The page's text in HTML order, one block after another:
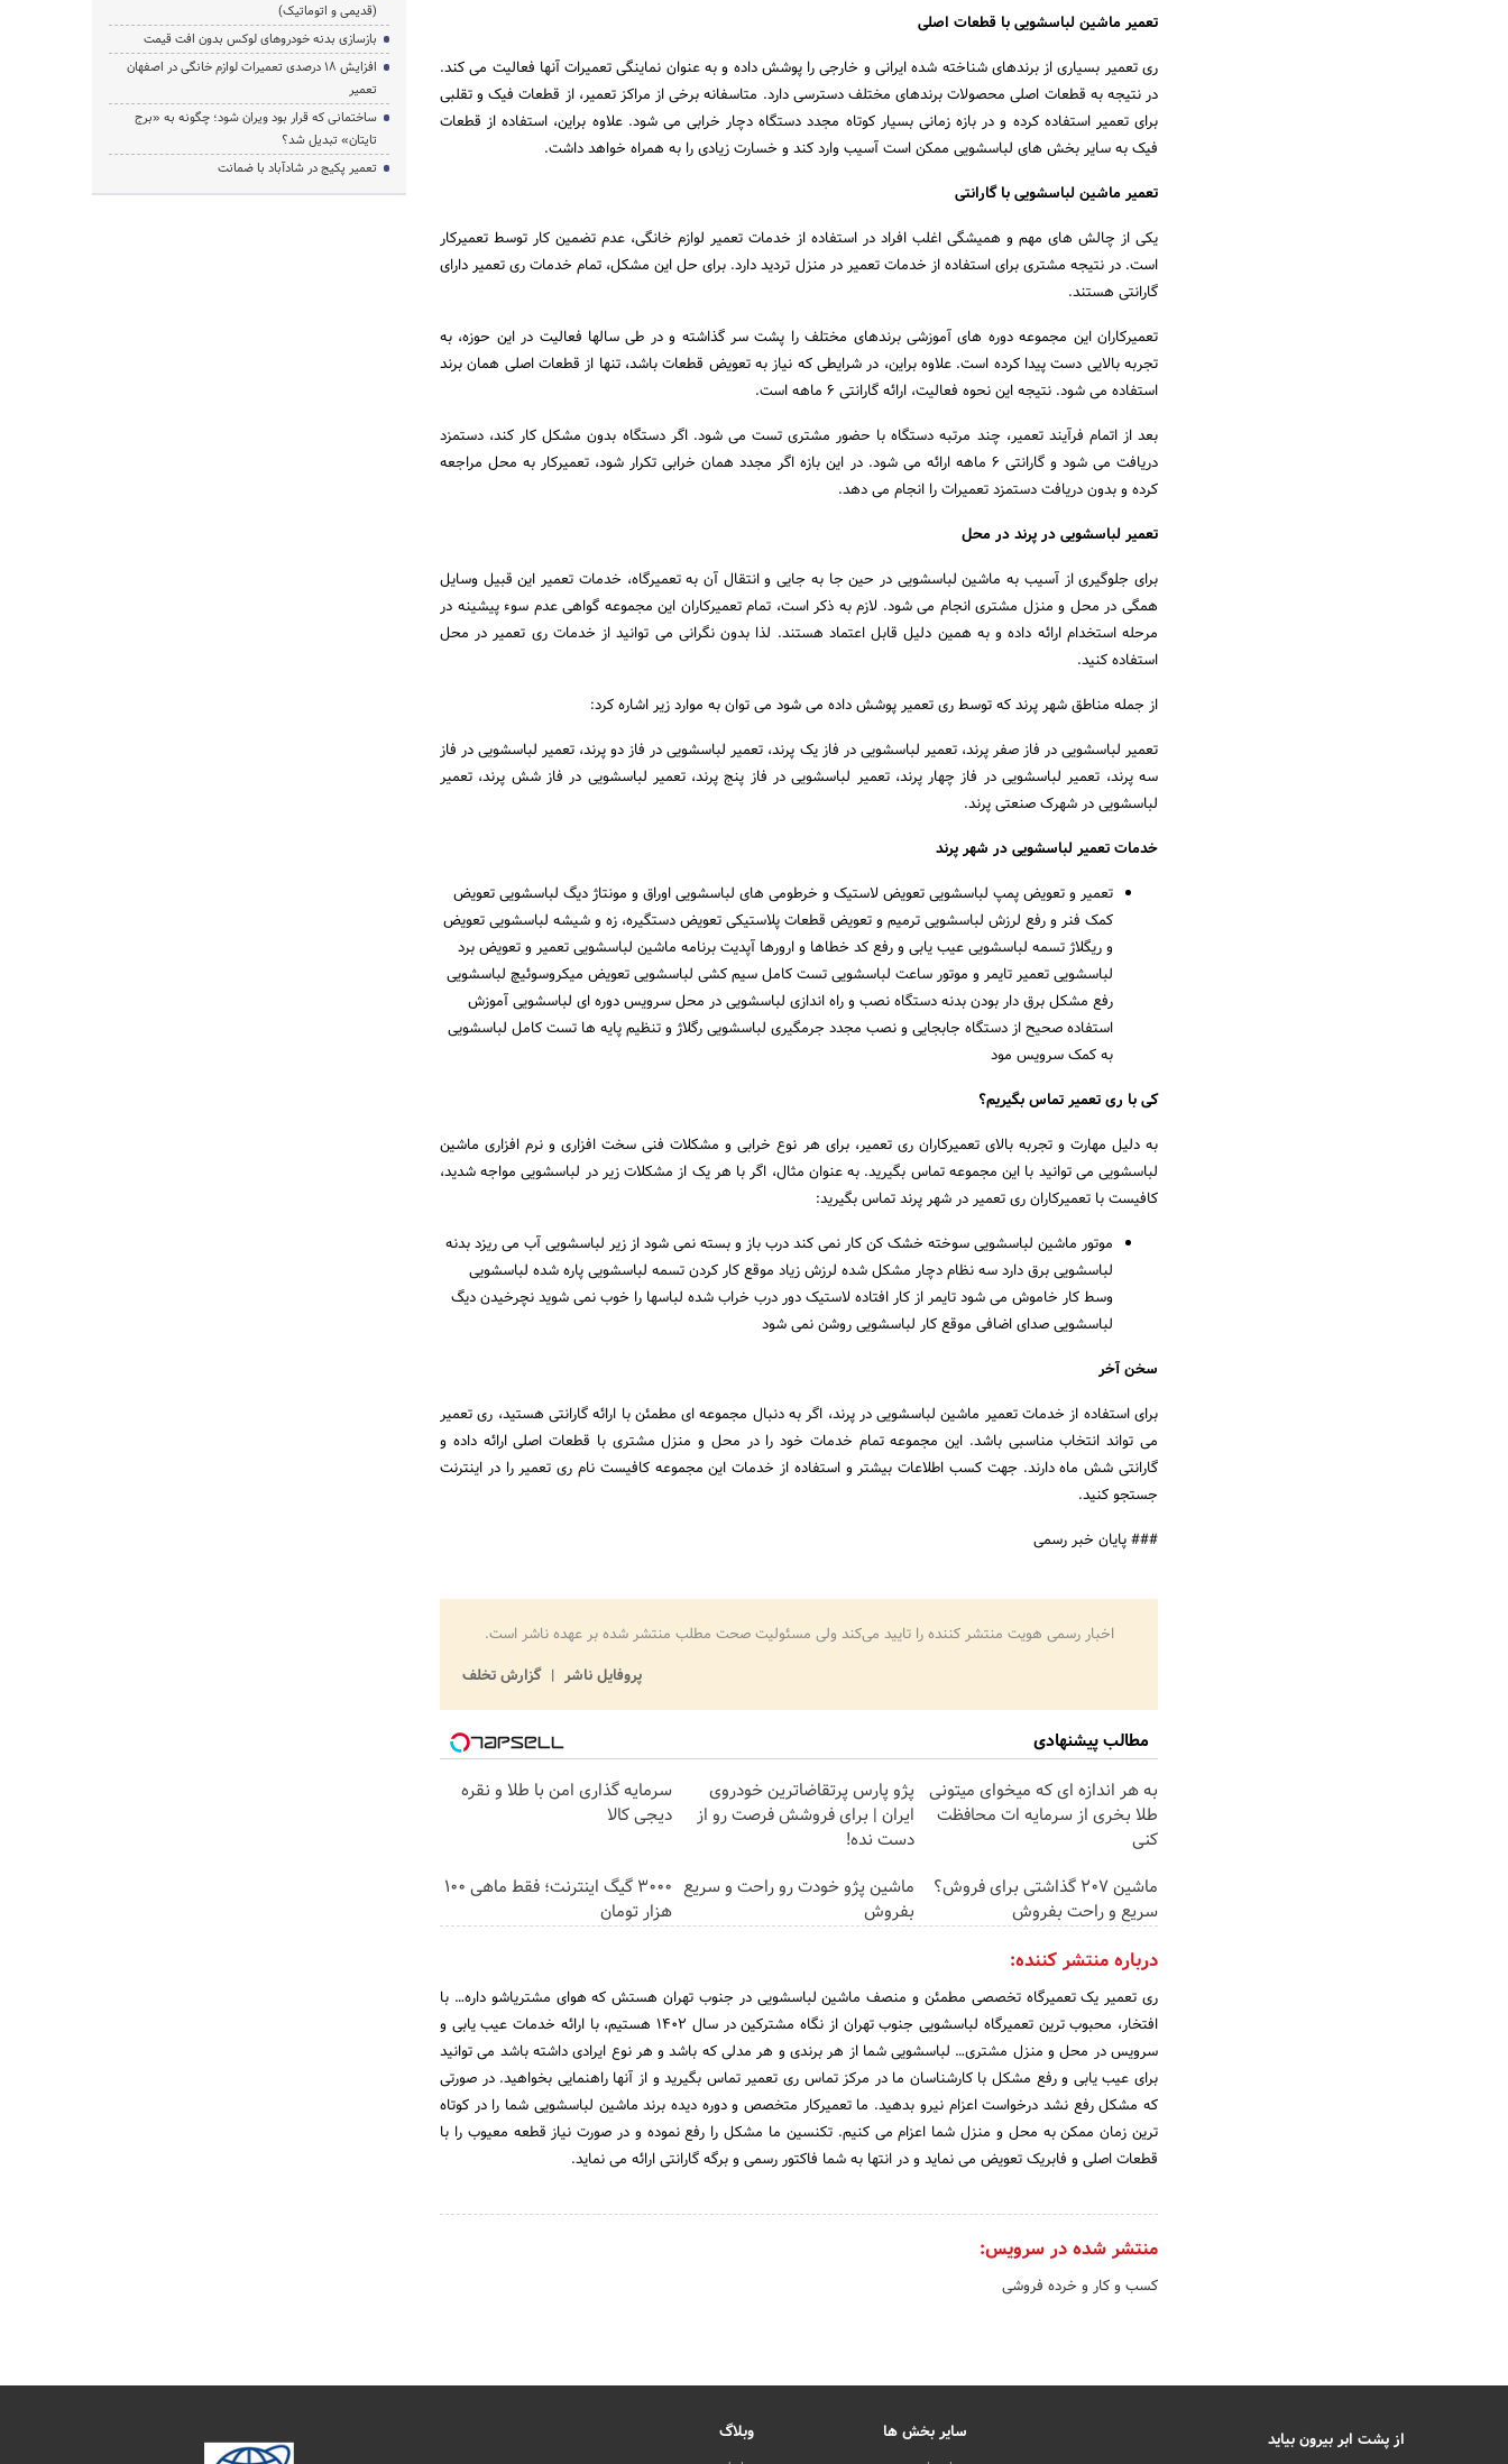
تعمیر ماشین لباسشویی با قطعات اصلی
ری تعمیر بسیاری از برندهای شناخته شده ایرانی و خارجی را پوشش داده و به عنوان نماینگی تعمیرات آنها فعالیت می کند.
در نتیجه به قطعات اصلی محصولات برندهای مختلف دسترسی دارد. متاسفانه برخی از مراکز تعمیر، از قطعات فیک و تقلبی
برای تعمیر استفاده کرده و در بازه زمانی بسیار کوتاه مجدد دستگاه دچار خرابی می شود. علاوه براین، استفاده از قطعات
فیک به سایر بخش های لباسشویی ممکن است آسیب وارد کند و خسارت زیادی را به همراه خواهد داشت.
تعمیر ماشین لباسشویی با گارانتی
یکی از چالش های مهم و همیشگی اغلب افراد در استفاده از خدمات تعمیر لوازم خانگی، عدم تضمین کار توسط تعمیرکار
است. در نتیجه مشتری برای استفاده از خدمات تعمیر در منزل تردید دارد. برای حل این مشکل، تمام خدمات ری تعمیر دارای
گارانتی هستند.
تعمیرکاران این مجموعه دوره های آموزشی برندهای مختلف را پشت سر گذاشته و در طی سالها فعالیت در این حوزه، به
تجربه بالایی دست پیدا کرده است. علاوه براین، در شرایطی که نیاز به تعویض قطعات باشد، تنها از قطعات اصلی همان برند
استفاده می شود. نتیجه این نحوه فعالیت، ارائه گارانتی 6 ماهه است.
بعد از اتمام فرآیند تعمیر، چند مرتبه دستگاه با حضور مشتری تست می شود. اگر دستگاه بدون مشکل کار کند، دستمزد
دریافت می شود و گارانتی 6 ماهه ارائه می شود. در این بازه اگر مجدد همان خرابی تکرار شود، تعمیرکار به محل مراجعه
کرده و بدون دریافت دستمزد تعمیرات را انجام می دهد.
تعمیر لباسشویی در پرند در محل
برای جلوگیری از آسیب به ماشین لباسشویی در حین جا به جایی و انتقال آن به تعمیرگاه، خدمات تعمیر این قبیل وسایل
همگی در محل و منزل مشتری انجام می شود. لازم به ذکر است، تمام تعمیرکاران این مجموعه گواهی عدم سوء پیشینه در
مرحله استخدام ارائه داده و به همین دلیل قابل اعتماد هستند. لذا بدون نگرانی می توانید از خدمات ری تعمیر در محل
استفاده کنید.
از جمله مناطق شهر پرند که توسط ری تعمیر پوشش داده می شود می توان به موارد زیر اشاره کرد:
تعمیر لباسشویی در فاز صفر پرند، تعمیر لباسشویی در فاز یک پرند، تعمیر لباسشویی در فاز دو پرند، تعمیر لباسشویی در فاز
سه پرند، تعمیر لباسشویی در فاز چهار پرند، تعمیر لباسشویی در فاز پنج پرند، تعمیر لباسشویی در فاز شش پرند، تعمیر
لباسشویی در شهرک صنعتی پرند.
خدمات تعمیر لباسشویی در شهر پرند
تعمیر و تعویض پمپ لباسشویی تعویض لاستیک و خرطومی های لباسشویی اوراق و مونتاژ دیگ لباسشویی تعویض
کمک فنر و رفع لرزش لباسشویی ترمیم و تعویض قطعات پلاستیکی تعویض دستگیره، زه و شیشه لباسشویی تعویض
و ریگلاژ تسمه لباسشویی عیب یابی و رفع کد خطاها و ارورها آپدیت برنامه ماشین لباسشویی تعمیر و تعویض برد
لباسشویی تعمیر تایمر و موتور ساعت لباسشویی تست کامل سیم کشی لباسشویی تعویض میکروسوئیچ لباسشویی
رفع مشکل برق دار بودن بدنه دستگاه نصب و راه اندازی لباسشویی در محل سرویس دوره ای لباسشویی آموزش
استفاده صحیح از دستگاه جابجایی و نصب مجدد جرمگیری لباسشویی رگلاژ و تنظیم پایه ها تست کامل لباسشویی
به کمک سرویس مود
کی با ری تعمیر تماس بگیریم؟
به دلیل مهارت و تجربه بالای تعمیرکاران ری تعمیر، برای هر نوع خرابی و مشکلات فنی سخت افزاری و نرم افزاری ماشین
لباسشویی می توانید با این مجموعه تماس بگیرید. به عنوان مثال، اگر با هر یک از مشکلات زیر در لباسشویی مواجه شدید،
کافیست با تعمیرکاران ری تعمیر در شهر پرند تماس بگیرید:
موتور ماشین لباسشویی سوخته خشک کن کار نمی کند درب باز و بسته نمی شود از زیر لباسشویی آب می ریزد بدنه
لباسشویی برق دارد سه نظام دچار مشکل شده لرزش زیاد موقع کار کردن تسمه لباسشویی پاره شده لباسشویی
وسط کار خاموش می شود تایمر از کار افتاده لاستیک دور درب خراب شده لباسها را خوب نمی شوید نچرخیدن دیگ
لباسشویی صدای اضافی موقع کار لباسشویی روشن نمی شود
سخن آخر
برای استفاده از خدمات تعمیر ماشین لباسشویی در پرند، اگر به دنبال مجموعه ای مطمئن با ارائه گارانتی هستید، ری تعمیر
می تواند انتخاب مناسبی باشد. این مجموعه تمام خدمات خود را در محل و منزل مشتری با قطعات اصلی ارائه داده و
گارانتی شش ماه دارند. جهت کسب اطلاعات بیشتر و استفاده از خدمات این مجموعه کافیست نام ری تعمیر را در اینترنت
جستجو کنید.
### پایان خبر رسمی
اخبار رسمی هویت منتشر کننده را تایید می‌کند ولی مسئولیت صحت مطلب منتشر شده بر عهده ناشر است.
پروفایل ناشر
گزارش تخلف
مطالب پیشنهادی
به هر اندازه ای که میخوای میتونی
طلا بخری از سرمایه ات محافظت
کنی
پژو پارس پرتقاضاترین خودروی
ایران | برای فروشش فرصت رو از
دست نده!
سرمایه گذاری امن با طلا و نقره
دیجی کالا
ماشین 207 گذاشتی برای فروش؟
سریع و راحت بفروش
ماشین پژو خودت رو راحت و سریع
بفروش
3000 گیگ اینترنت؛ فقط ماهی 100
هزار تومان
درباره منتشر کننده:
ری تعمیر یک تعمیرگاه تخصصی مطمئن و منصف ماشین لباسشویی در جنوب تهران هستش که هوای مشتریاشو داره… با
افتخار، محبوب ترین تعمیرگاه لباسشویی جنوب تهران از نگاه مشترکین در سال ۱۴۰۲ هستیم، با ارائه خدمات عیب یابی و
سرویس در محل و منزل مشتری… لباسشویی شما از هر برندی و هر مدلی که باشد و هر نوع ایرادی داشته باشد می توانید
برای عیب یابی و رفع مشکل با کارشناسان ما در مرکز تماس ری تعمیر تماس بگیرید و از آنها راهنمایی بخواهید. در صورتی
که مشکل رفع نشد درخواست اعزام نیرو بدهید. ما تعمیرکار متخصص و دوره دیده برند ماشین لباسشویی شما را در کوتاه
ترین زمان ممکن به محل و منزل شما اعزام می کنیم. تکنسین ما مشکل را رفع نموده و در صورت نیاز قطعه معیوب را با
قطعات اصلی و فابریک تعویض می نماید و در انتها به شما فاکتور رسمی و برگه گارانتی ارائه می نماید.
منتشر شده در سرویس:
کسب و کار و خرده فروشی
(قدیمی و اتوماتیک)
بازسازی بدنه خودروهای لوکس بدون افت قیمت
افزایش ۱۸ درصدی تعمیرات لوازم خانگی در اصفهان
تعمیر
ساختمانی که قرار بود ویران شود؛ چگونه به «برج
تایتان» تبدیل شد؟
تعمیر پکیج در شادآباد با ضمانت
از پشت ابر بیرون بیاید سایر بخش ها وبلاگ